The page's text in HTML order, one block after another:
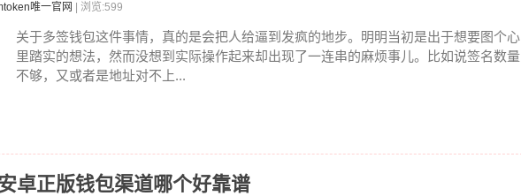
唯一官网 | 浏览:599
关于多签钱包这件事情，真的是会把人给逼到发疯的地步。明明当初是出于想要图个心
里踏实的想法，然而没想到实际操作起来却出现了一连串的麻烦事儿。比如说签名数量
不够，又或者是地址对不上...
卓正版钱包渠道哪个好靠谱